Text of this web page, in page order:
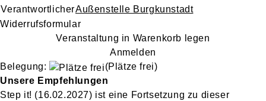
VerantwortlicherAußenstelle Burgkunstadt
Widerrufsformular
Veranstaltung in Warenkorb legen
Anmelden
Belegung:
(Plätze frei)
Unsere Empfehlungen
Step it! (16.02.2027) ist eine Fortsetzung zu dieser